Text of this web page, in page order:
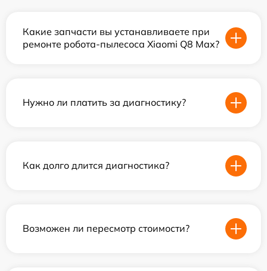
Какие запчасти вы устанавливаете при
ремонте робота-пылесоса Xiaomi Q8 Max?
Нужно ли платить за диагностику?
Как долго длится диагностика?
Возможен ли пересмотр стоимости?